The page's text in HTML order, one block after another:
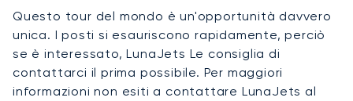
Questo tour del mondo è un'opportunità davvero
unica. I posti si esauriscono rapidamente, perciò
se è interessato, LunaJets Le consiglia di
contattarci il prima possibile. Per maggiori
informazioni non esiti a contattare LunaJets al